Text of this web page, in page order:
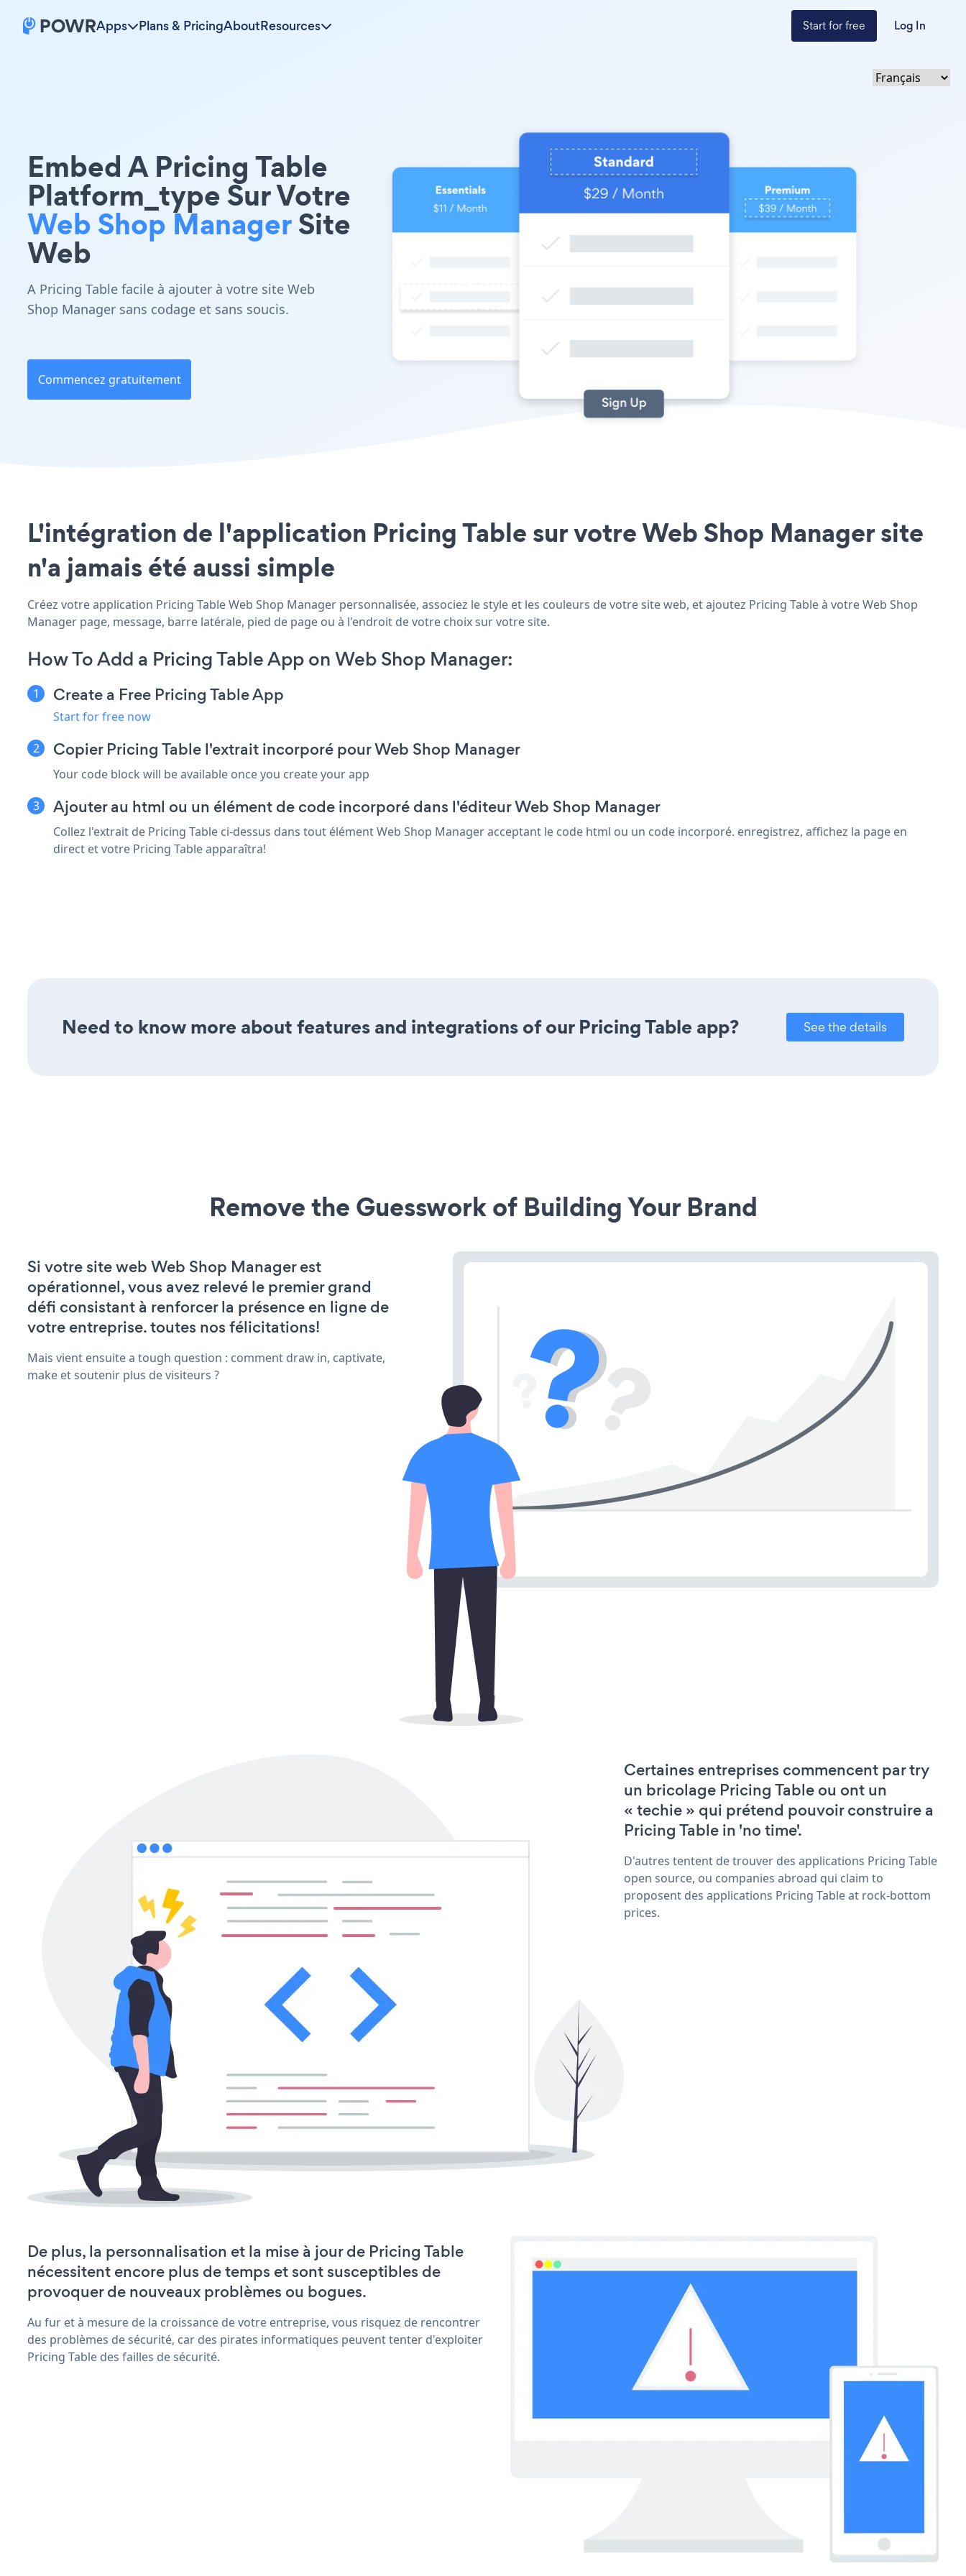
Apps Plans & PricingAboutResources Start for free Log In
Embed A Pricing Table
Platform_type Sur Votre
Web Shop ManagerSite
Web
A Pricing Table facile à ajouter à votre site Web
Shop Manager sans codage et sans soucis.
Commencez gratuitement
L'intégration de l'application Pricing Table sur votre Web Shop Manager site
n'a jamais été aussi simple
Créez votre application Pricing Table Web Shop Manager personnalisée, associez le style et les couleurs de votre site web, et ajoutez Pricing Table à votre Web Shop
Manager page, message, barre latérale, pied de page ou à l'endroit de votre choix sur votre site.
How To Add a Pricing Table App on Web Shop Manager:
Create a Free Pricing Table App
Start for free now
Copier Pricing Table l'extrait incorporé pour Web Shop Manager
Your code block will be available once you create your app
Ajouter au html ou un élément de code incorporé dans l'éditeur Web Shop Manager
Collez l'extrait de Pricing Table ci-dessus dans tout élément Web Shop Manager acceptant le code html ou un code incorporé. enregistrez, affichez la page en
direct et votre Pricing Table apparaîtra!
Need to know more about features and integrations of our Pricing Table app? See the details
Remove the Guesswork of Building Your Brand
Si votre site web Web Shop Manager est
opérationnel, vous avez relevé le premier grand
défi consistant à renforcer la présence en ligne de
votre entreprise. toutes nos félicitations!
Mais vient ensuite a tough question : comment draw in, captivate,
make et soutenir plus de visiteurs ?
Certaines entreprises commencent par try
un bricolage Pricing Table ou ont un
« techie » qui prétend pouvoir construire a
Pricing Table in 'no time'.
D'autres tentent de trouver des applications Pricing Table
open source, ou companies abroad qui claim to
proposent des applications Pricing Table at rock-bottom
prices.
De plus, la personnalisation et la mise à jour de Pricing Table
nécessitent encore plus de temps et sont susceptibles de
provoquer de nouveaux problèmes ou bogues.
Au fur et à mesure de la croissance de votre entreprise, vous risquez de rencontrer
des problèmes de sécurité, car des pirates informatiques peuvent tenter d'exploiter
Pricing Table des failles de sécurité.